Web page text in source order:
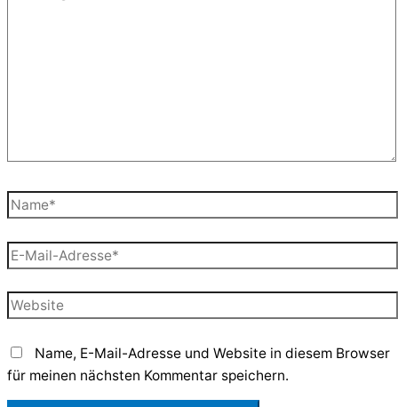
Name*
E-
Mail-
Adresse*
Website
Name, E-Mail-Adresse und Website in diesem Browser
für meinen nächsten Kommentar speichern.